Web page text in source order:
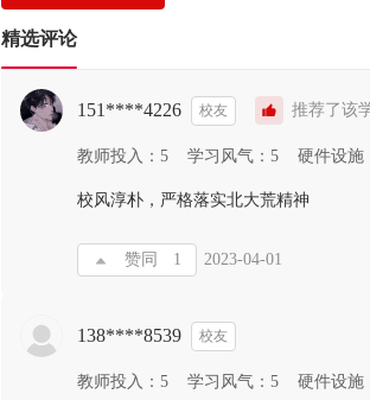
精选评论
151****4226 校友 推荐了该
教师投入：5 学习风气：5 硬件设施
校风淳朴，严格落实北大荒精神
赞同 1 2023-04-01
138****8539 校友
教师投入：5 学习风气：5 硬件设施